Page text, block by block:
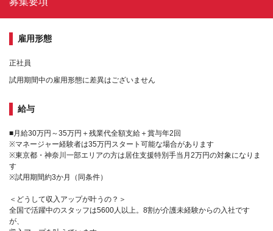
雇用形態
正社員
試用期間中の雇用形態に差異はございません
給与
■月給30万円～35万円＋残業代全額支給＋賞与年2回
※マネージャー経験者は35万円スタート可能な場合があります
※東京都・神奈川一部エリアの方は居住支援特別手当月2万円の対象になりま
す
※試用期間約3か月（同条件）
＜どうして収入アップが叶うの？＞
全国で活躍中のスタッフは5600人以上。8割が介護未経験からの入社です
が、